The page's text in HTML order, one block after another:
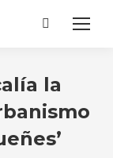
Buscar:
la